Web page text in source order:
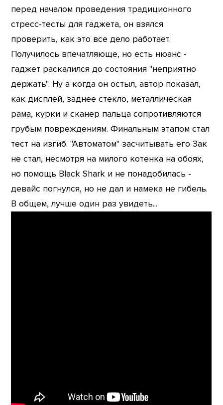
перед началом проведения традиционного
стресс-тесты для гаджета, он взялся
проверить, как это все дело работает.
Получилось впечатляюще, но есть нюанс -
гаджет раскалился до состояния "неприятно
держать". Ну а когда он остыл, автор показал,
как дисплей, заднее стекло, металлическая
рама, курки и сканер пальца сопротивляются
грубым повреждениям. Финальным этапом стал
тест на изгиб. "Автоматом" засчитывать его Зак
не стал, несмотря на милого котенка на обоях,
но помощь Black Shark и не понадобилась -
девайс погнулся, но не дал и намека не гибель.
В общем, лучше один раз увидеть...